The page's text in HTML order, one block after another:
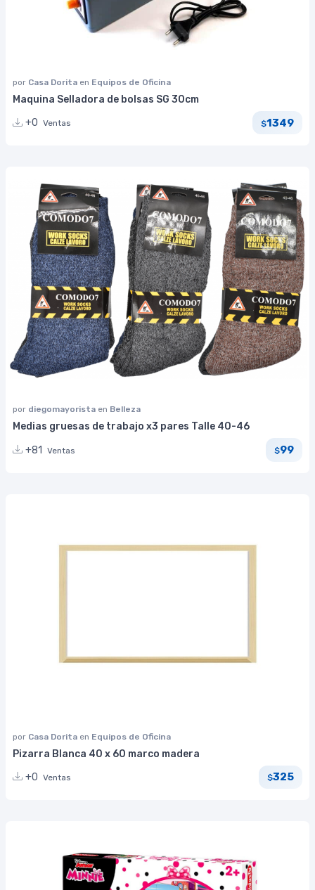
por Casa Dorita en Equipos de Oficina
Maquina Selladora de bolsas SG 30cm
+0 Ventas $1349
por diegomayorista en Belleza
Medias gruesas de trabajo x3 pares Talle 40-46
+81
Ventas $99
por Casa Dorita en Equipos de Oficina
Pizarra Blanca 40 x 60 marco madera
+0 Ventas $325